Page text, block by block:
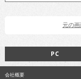
PC
会社概要